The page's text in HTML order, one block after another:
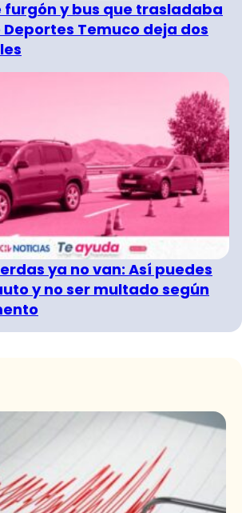
furgón y bus que trasladaba
Temuco deja dos
ya no van: Así puedes
y no ser multado según